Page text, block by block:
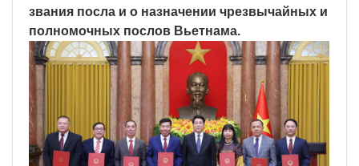
звания посла и о назначении чрезвычайных и
полномочных послов Вьетнама.